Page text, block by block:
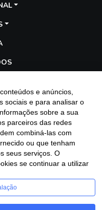
e anúncios,
sociais e para analisar o
sobre a sua
parceiros das redes
combiná-las com
ou que tenham
seus serviços. O
se continuar a utilizar